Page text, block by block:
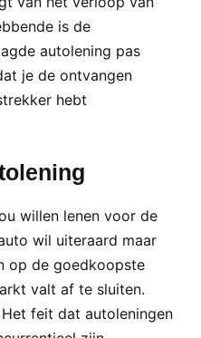
is de
autolening pas
je de ontvangen
hebt
willen lenen voor de
wil uiteraard maar
op de goedkoopste
valt af te sluiten.
feit dat autoleningen